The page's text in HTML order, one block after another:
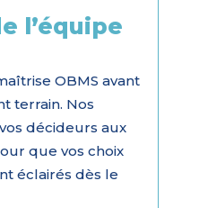
l’équipe
OBMS avant
terrain. Nos
décideurs aux
que vos choix
éclairés dès le